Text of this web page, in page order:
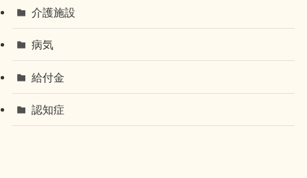
介護施設
病気
給付金
認知症